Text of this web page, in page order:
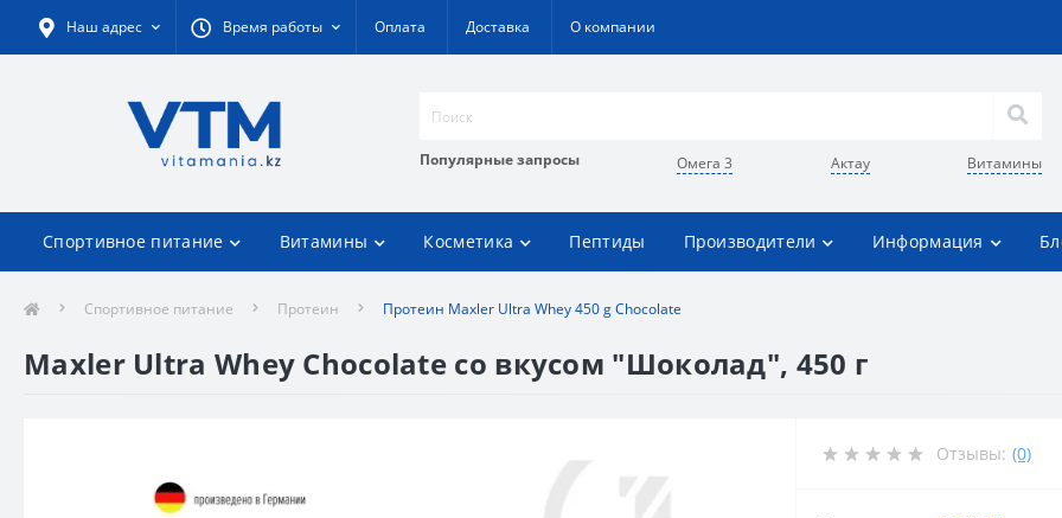
Наш адрес Время работы Оплата Доставка О компании
Популярные запросы Омега 3 Актау Витамины
Спортивное питание Витамины Косметика Пептиды Производители Информация
Спортивное питание Протеин Протеин Maxler Ultra Whey 450 g Chocolate
Maxler Ultra Whey Chocolate со вкусом "Шоколад", 450 г
Отзывы: (0)